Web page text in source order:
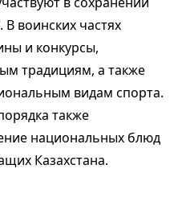
В воинских частях
и конкурсы,
традициям, а также
видам спорта.
также
национальных блюд
Казахстана.